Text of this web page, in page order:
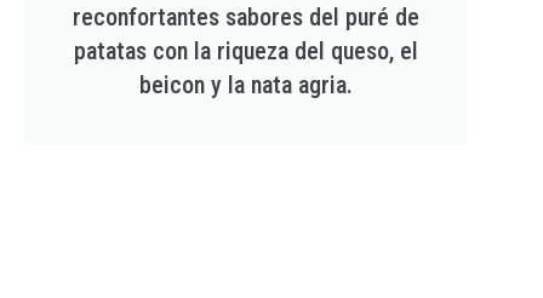
reconfortantes sabores del puré de
patatas con la riqueza del queso, el
beicon y la nata agria.